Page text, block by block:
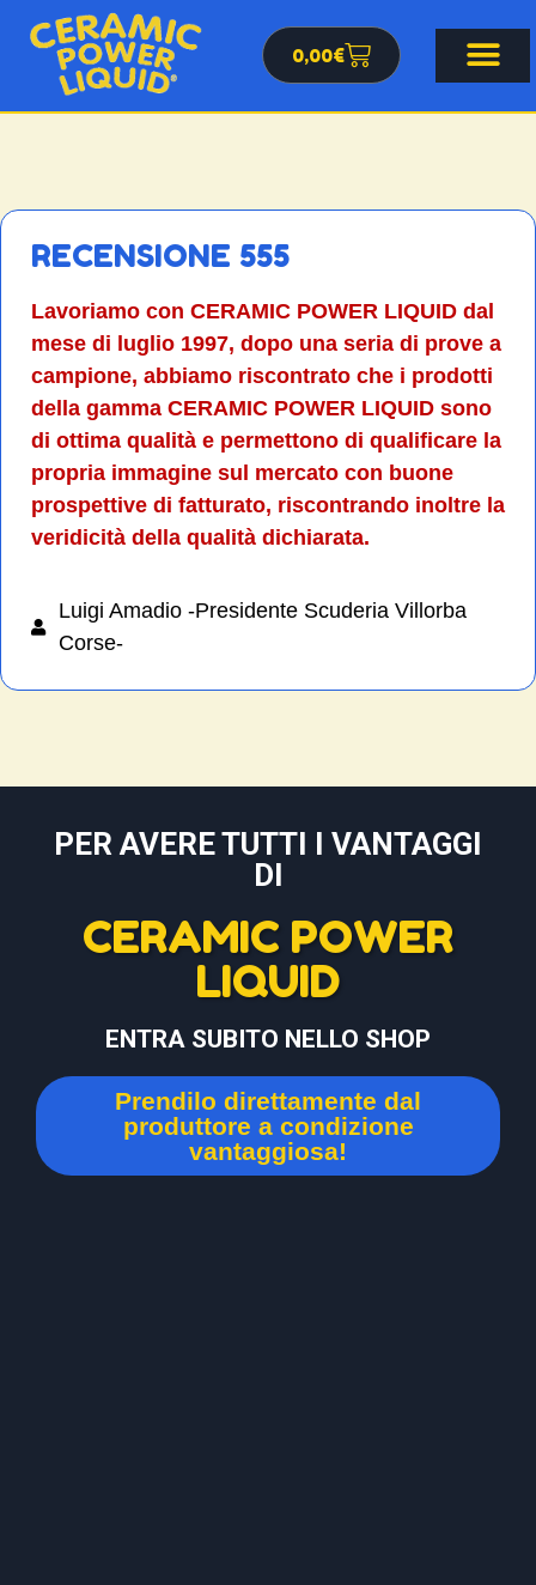
0,00€
RECENSIONE 555
Lavoriamo con CERAMIC POWER LIQUID dal
mese di luglio 1997, dopo una seria di prove a
campione, abbiamo riscontrato che i prodotti
della gamma CERAMIC POWER LIQUID sono
di ottima qualità e permettono di qualificare la
propria immagine sul mercato con buone
prospettive di fatturato, riscontrando inoltre la
veridicità della qualità dichiarata.
Luigi Amadio -Presidente Scuderia Villorba
Corse-
PER AVERE TUTTI I VANTAGGI
DI
CERAMIC POWER
LIQUID
ENTRA SUBITO NELLO SHOP
Prendilo direttamente dal
produttore a condizione
vantaggiosa!